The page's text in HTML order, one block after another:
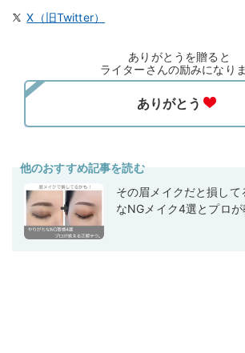
X（旧Twitter）
ありがとうを贈ると
ライターさんの励みになり
他のおすすめ記事を読む
その眉メイクだと損して
なNGメイク4選とプロ